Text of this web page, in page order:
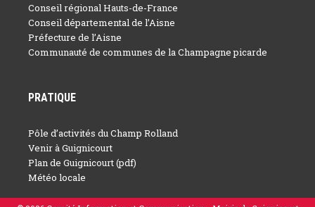
Conseil régional Hauts-de-France
Conseil départemental de l’Aisne
Préfecture de l’Aisne
Communauté de communes de la Champagne picarde
PRATIQUE
Pôle d’activités du Champ Rolland
Venir à Guignicourt
Plan de Guignicourt (pdf)
Météo locale